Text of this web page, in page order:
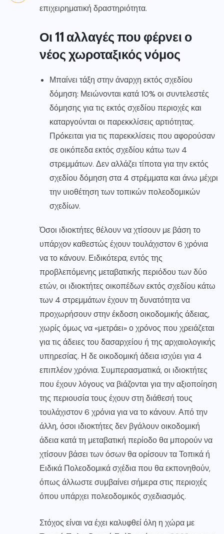
επιχειρηματική δραστηριότητα.
Οι 11 αλλαγές που φέρνει ο
νέος χωροταξικός νόμος
Μπαίνει τάξη στην άναρχη εκτός σχεδίου
δόμηση: Μειώνονται κατά 10% οι συντελεστές
δόμησης για τις εκτός σχεδίου περιοχές και
καταργούνται οι παρεκκλίσεις αρτιότητας.
Πρόκειται για τις παρεκκλίσεις που αφορούσαν
σε οικόπεδα εκτός σχεδίου κάτω των 4
στρεμμάτων. Δεν αλλάζει τίποτα για την εκτός
σχεδίου δόμηση στα 4 στρέμματα και άνω μέχρι
την υιοθέτηση των τοπικών πολεοδομικών
σχεδίων.
Όσοι ιδιοκτήτες θέλουν να χτίσουν με βάση το
υπάρχον καθεστώς έχουν τουλάχιστον 6 χρόνια
να το κάνουν. Ειδικότερα, εντός της
προβλεπόμενης μεταβατικής περιόδου των δύο
ετών, οι ιδιοκτήτες οικοπέδων εκτός σχεδίου κάτω
των 4 στρεμμάτων έχουν τη δυνατότητα να
προχωρήσουν στην έκδοση οικοδομικής άδειας,
χωρίς όμως να «μετράει» ο χρόνος που χρειάζεται
για τις άδειες του δασαρχείου ή της αρχαιολογικής
υπηρεσίας. Η δε οικοδομική άδεια ισχύει για 4
επιπλέον χρόνια. Συμπερασματικά, οι ιδιοκτήτες
που έχουν λόγους να βιάζονται για την αξιοποίηση
της περιουσία τους έχουν στη διάθεσή τους
τουλάχιστον 6 χρόνια για να το κάνουν. Από την
άλλη, όσοι ιδιοκτήτες δεν βγάλουν οικοδομική
άδεια κατά τη μεταβατική περίοδο θα μπορούν να
χτίσουν βάσει των όσων θα ορίσουν τα Τοπικά ή
Ειδικά Πολεοδομικά σχέδια που θα εκπονηθούν,
όπως άλλωστε συμβαίνει σήμερα στις περιοχές
όπου υπάρχει πολεοδομικός σχεδιασμός.
Στόχος είναι να έχει καλυφθεί όλη η χώρα με